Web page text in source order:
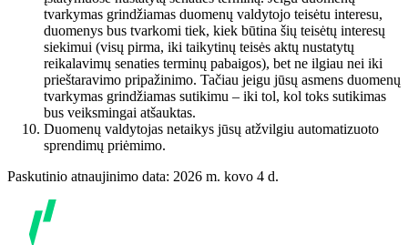
tvarkymas grindžiamas duomenų valdytojo teisėtu interesu,
duomenys bus tvarkomi tiek, kiek būtina šių teisėtų interesų
siekimui (visų pirma, iki taikytinų teisės aktų nustatytų
reikalavimų senaties terminų pabaigos), bet ne ilgiau nei iki
prieštaravimo pripažinimo. Tačiau jeigu jūsų asmens duomenų
tvarkymas grindžiamas sutikimu – iki tol, kol toks sutikimas
bus veiksmingai atšauktas.
Duomenų valdytojas netaikys jūsų atžvilgiu automatizuoto
sprendimų priėmimo.
Paskutinio atnaujinimo data: 2026 m. kovo 4 d.